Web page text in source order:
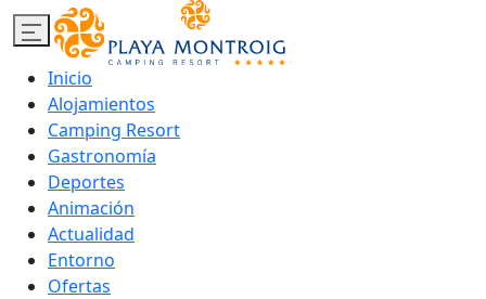
Inicio
Alojamientos
Camping Resort
Gastronomía
Deportes
Animación
Actualidad
Entorno
Ofertas